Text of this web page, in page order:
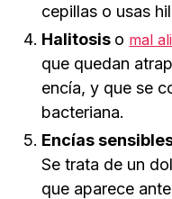
cepillas o usas
Halitosis o mal
que quedan
encía, y que se
bacteriana.
Encías
Se trata de un
que aparece